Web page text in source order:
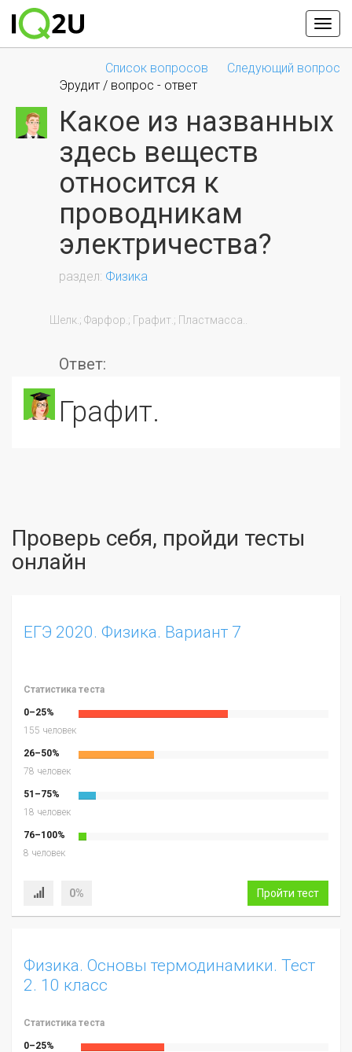
Список вопросов
Следующий вопрос
Эрудит / вопрос - ответ
Какое из названных
здесь веществ
относится к
проводникам
электричества?
Физика
Ответ:
Графит.
Проверь себя, пройди тесты
онлайн
ЕГЭ 2020. Физика. Вариант 7
Статистика теста
0–25%
155 человек
26–50%
78 человек
51–75%
18 человек
76–100%
8 человек
0% Пройти тест
Физика. Основы термодинамики. Тест
2. 10 класс
Статистика теста
0–25%